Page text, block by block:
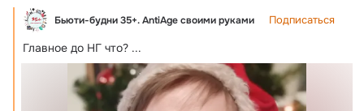
Бьюти-будни 35+. AntiAge своими руками Подписаться
Главное до НГ что? ...